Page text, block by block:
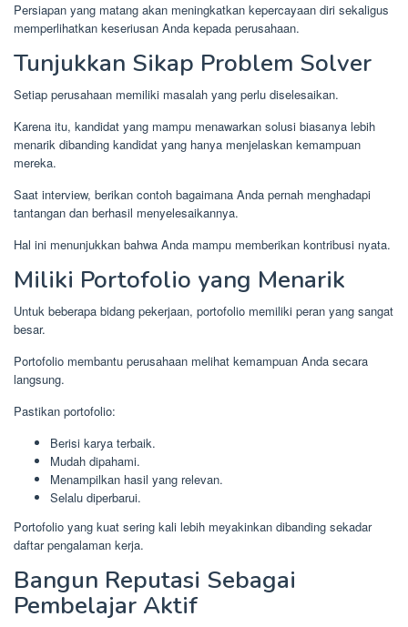
Persiapan yang matang akan meningkatkan kepercayaan diri sekaligus
memperlihatkan keseriusan Anda kepada perusahaan.
Tunjukkan Sikap Problem Solver
Setiap perusahaan memiliki masalah yang perlu diselesaikan.
Karena itu, kandidat yang mampu menawarkan solusi biasanya lebih
menarik dibanding kandidat yang hanya menjelaskan kemampuan
mereka.
Saat interview, berikan contoh bagaimana Anda pernah menghadapi
tantangan dan berhasil menyelesaikannya.
Hal ini menunjukkan bahwa Anda mampu memberikan kontribusi nyata.
Miliki Portofolio yang Menarik
Untuk beberapa bidang pekerjaan, portofolio memiliki peran yang sangat
besar.
Portofolio membantu perusahaan melihat kemampuan Anda secara
langsung.
Pastikan portofolio:
Berisi karya terbaik.
Mudah dipahami.
Menampilkan hasil yang relevan.
Selalu diperbarui.
Portofolio yang kuat sering kali lebih meyakinkan dibanding sekadar
daftar pengalaman kerja.
Bangun Reputasi Sebagai
Pembelajar Aktif